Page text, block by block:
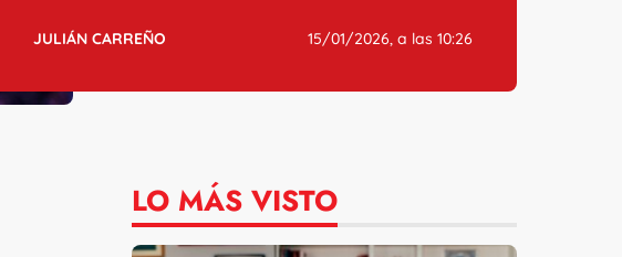
JULIÁN CARREÑO 15/01/2026, a las 10:26
LO MÁS VISTO